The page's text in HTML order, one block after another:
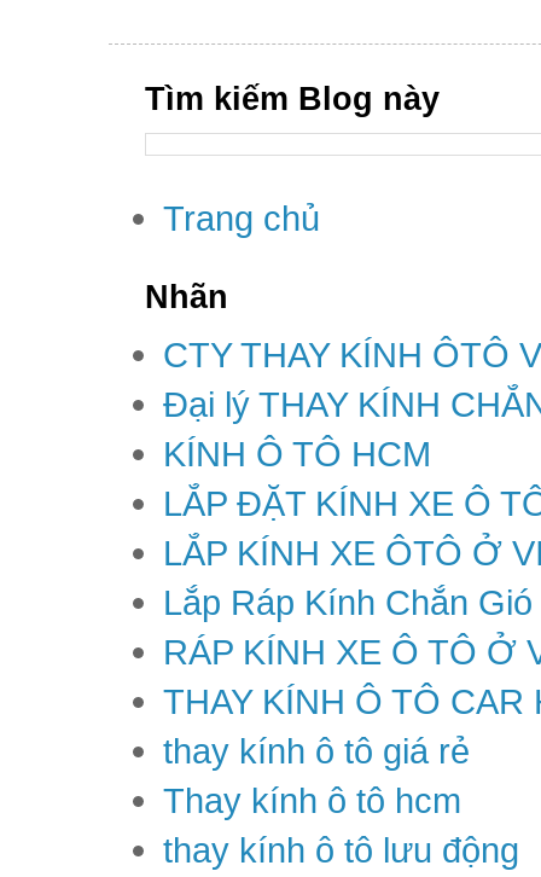
Tìm kiếm Blog này
Trang chủ
Nhãn
CTY THAY KÍNH ÔTÔ
Đại lý THAY KÍNH
KÍNH Ô TÔ HCM
LẮP ĐẶT KÍNH XE Ô
LẮP KÍNH XE ÔTÔ Ở
Lắp Ráp Kính Chắn
RÁP KÍNH XE Ô TÔ Ở
THAY KÍNH Ô TÔ CAR
thay kính ô tô giá rẻ
Thay kính ô tô hcm
thay kính ô tô lưu động